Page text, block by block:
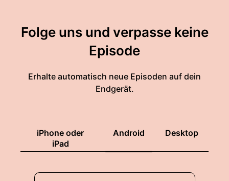
Folge uns und verpasse keine
Episode
Erhalte automatisch neue Episoden auf dein
Endgerät.
iPhone oder
iPad
Android Desktop